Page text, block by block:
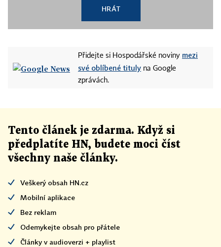
HRÁT
Přidejte si Hospodářské noviny mezi
své oblíbené tituly na Google
zprávách.
Tento článek je zdarma. Když si
předplatíte HN, budete moci číst
všechny naše články.
Veškerý obsah HN.cz
Mobilní aplikace
Bez reklam
Odemykejte obsah pro přátele
Články v audioverzi + playlist